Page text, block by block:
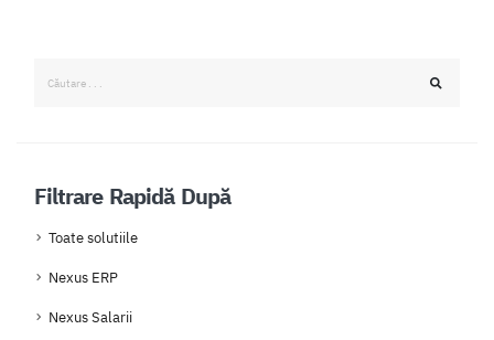
Filtrare Rapidă După
Toate solutiile
Nexus ERP
Nexus Salarii